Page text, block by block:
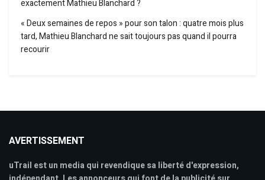
exactement Mathieu Blanchard ?
« Deux semaines de repos » pour son talon : quatre mois plus
tard, Mathieu Blanchard ne sait toujours pas quand il pourra
recourir
AVERTISSEMENT
uTrail est un media qui revendique sa liberté d'expression,